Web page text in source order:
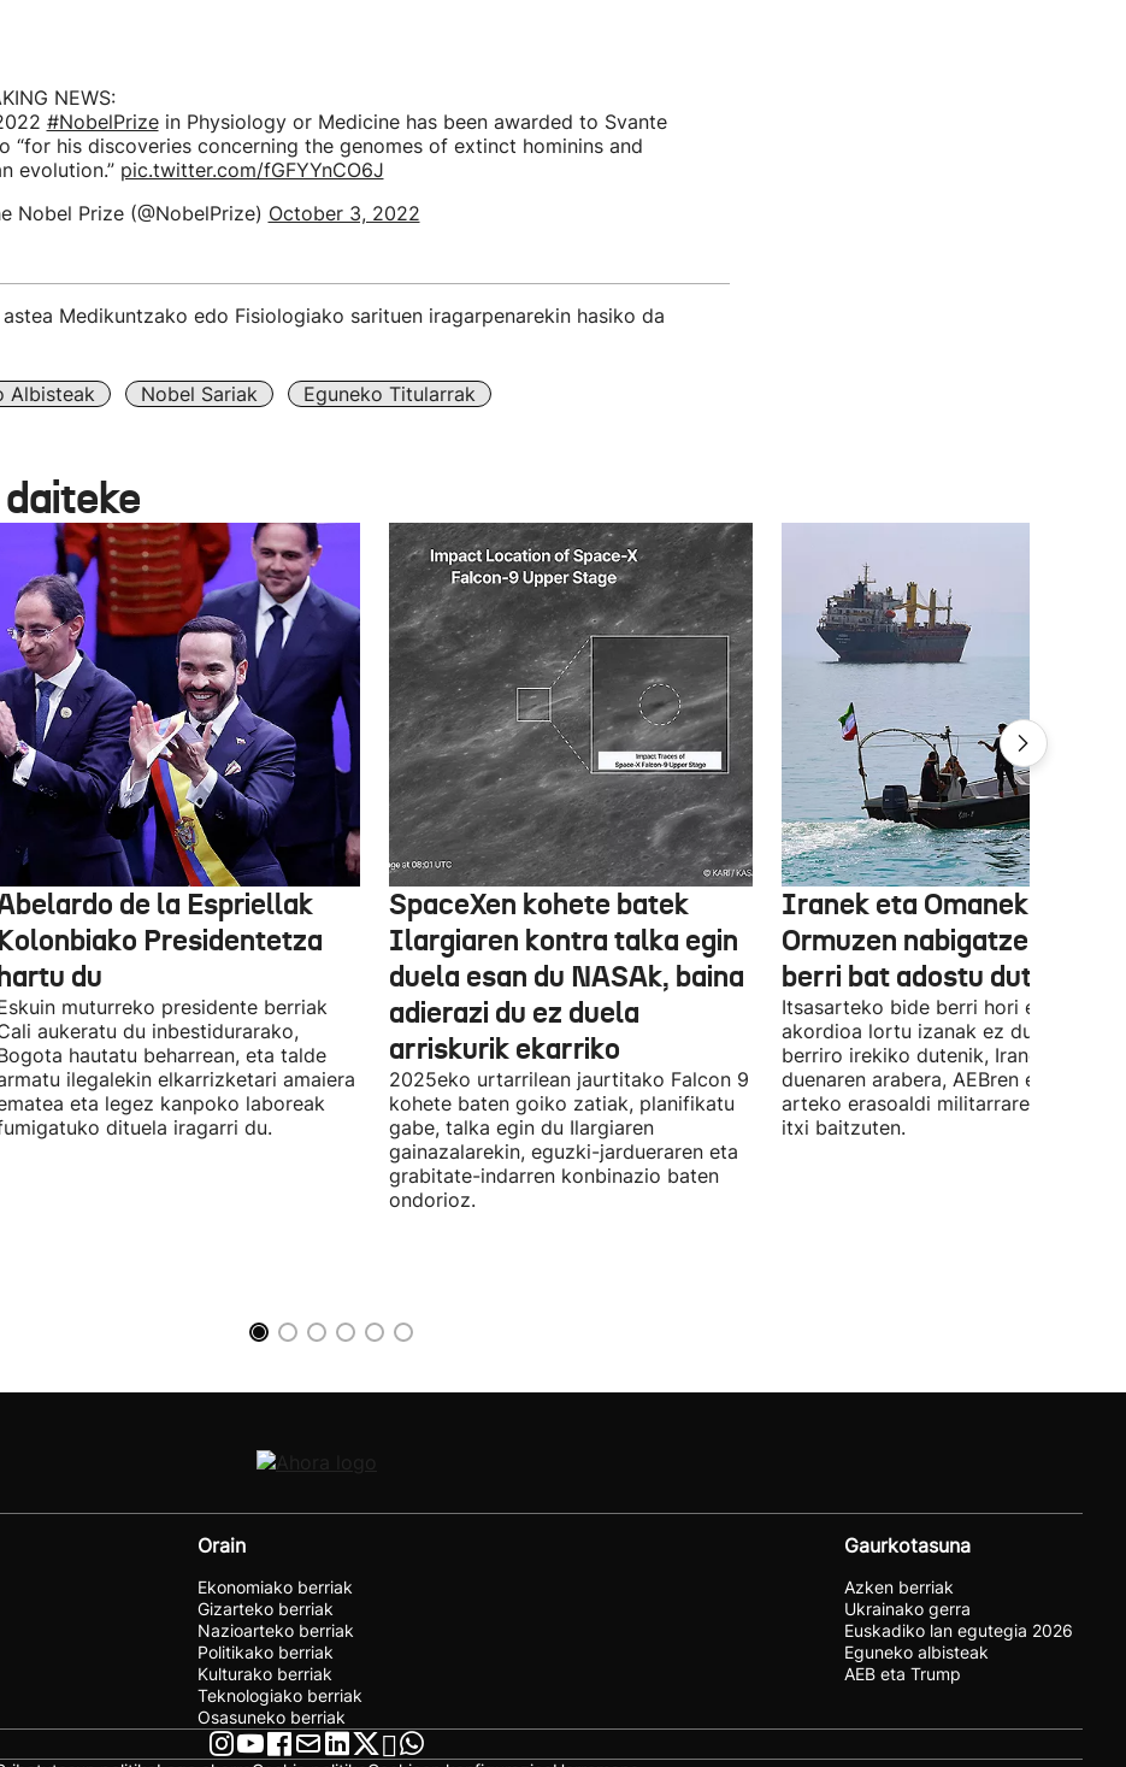
NEWS:
#NobelPrizein Physiology or Medicine has been awarded to Svante
“for his discoveries concerning the genomes of extinct hominins and
evolution.” pic.twitter.com/fGFYYnCO6J
Nobel Prize (@NobelPrize) October 3, 2022
Medikuntzako edo Fisiologiako sarituen iragarpenarekin hasiko da
Albisteak Nobel Sariak Eguneko Titularrak
de la Espriellak
Kolonbiako Presidentetza
du
muturreko presidente berriak
aukeratu du inbestidurarako,
hautatu beharrean, eta talde
ilegalekin elkarrizketari amaiera
eta legez kanpoko laboreak
dituela iragarri du.
SpaceXen kohete batek
Ilargiaren kontra talka egin
duela esan du NASAk, baina
adierazi du ez duela
arriskurik ekarriko
2025eko urtarrilean jaurtitako Falcon 9
kohete baten goiko zatiak, planifikatu
gabe, talka egin du Ilargiaren
gainazalarekin, eguzki-jardueraren eta
grabitate-indarren konbinazio baten
ondorioz.
Iranek eta Omanek
Ormuzen nabigatzeko bide
berri bat adostu dute
Itsasarteko bide berri hori egiteko
akordioa lortu izanak ez du esan nahi
berriro irekiko dutenik, Iranek
duenaren arabera, AEBren eta
arteko erasoaldi militarraren
itxi baitzuten.
Orain
Ekonomiako berriak
Gizarteko berriak
Nazioarteko berriak
Politikako berriak
Kulturako berriak
Teknologiako berriak
Osasuneko berriak
Gaurkotasuna
Azken berriak
Ukrainako gerra
Euskadiko lan egutegia 2026
Eguneko albisteak
AEB eta Trump